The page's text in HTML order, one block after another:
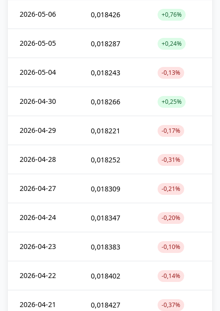
2026-05-06 0,018426 +0,76%
2026-05-05 0,018287 +0,24%
2026-05-04 0,018243 -0,13%
2026-04-30 0,018266 +0,25%
2026-04-29 0,018221 -0,17%
2026-04-28 0,018252 -0,31%
2026-04-27 0,018309 -0,21%
2026-04-24 0,018347 -0,20%
2026-04-23 0,018383 -0,10%
2026-04-22 0,018402 -0,14%
2026-04-21 0,018427 -0,37%